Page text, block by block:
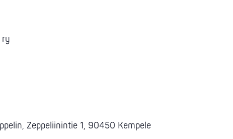
ry
Zeppeliinintie 1, 90450 Kempele